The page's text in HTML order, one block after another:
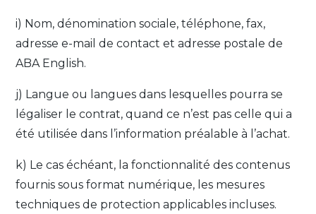
i) Nom, dénomination sociale, téléphone, fax,
adresse e-mail de contact et adresse postale de
ABA English.
j) Langue ou langues dans lesquelles pourra se
légaliser le contrat, quand ce n’est pas celle qui a
été utilisée dans l’information préalable à l’achat.
k) Le cas échéant, la fonctionnalité des contenus
fournis sous format numérique, les mesures
techniques de protection applicables incluses.